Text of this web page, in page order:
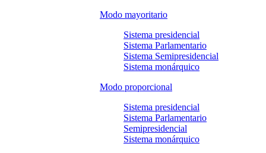
Modo mayoritario
Sistema presidencial
Sistema Parlamentario
Sistema Semipresidencial
Sistema monárquico
Modo proporcional
Sistema presidencial
Sistema Parlamentario
Semipresidencial
Sistema monárquico